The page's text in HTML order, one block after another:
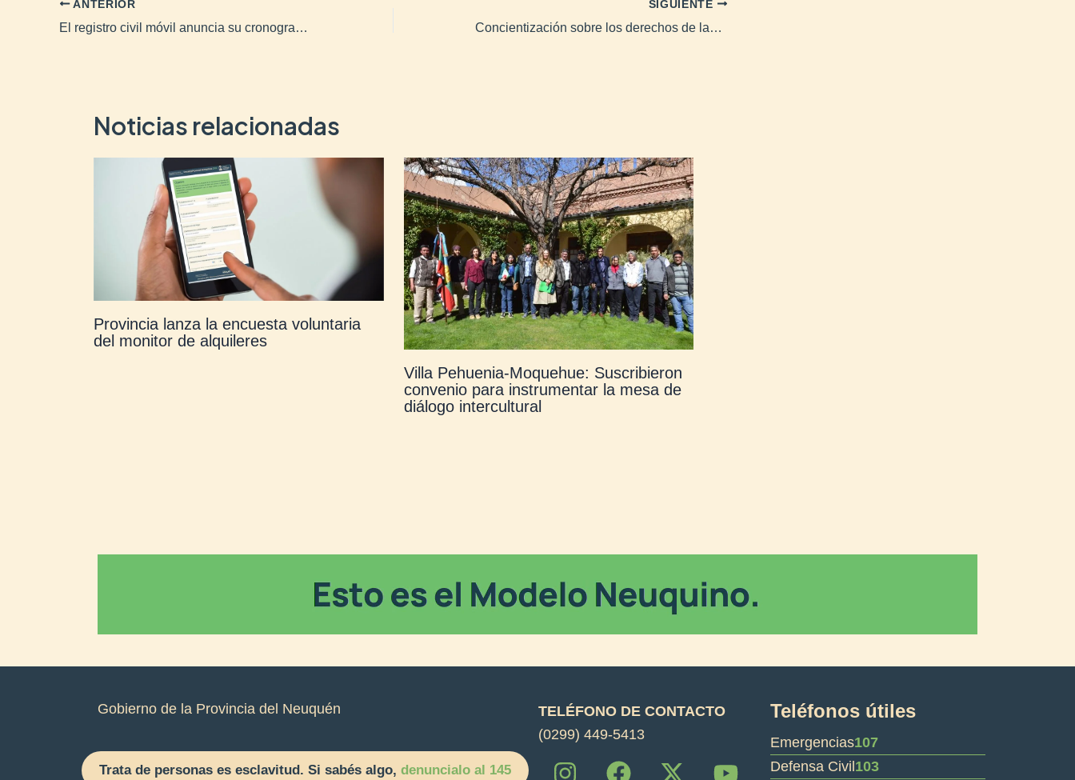
ANTERIOR
El registro civil móvil anuncia su cronograma para mayo
SIGUIENTE
Concientización sobre los derechos de las víctimas de tránsito y sus familias
Noticias relacionadas
Provincia lanza la encuesta voluntaria
del monitor de alquileres
Villa Pehuenia-Moquehue: Suscribieron
convenio para instrumentar la mesa de
diálogo intercultural
Gobierno de la Provincia del Neuquén
Trata de personas es esclavitud. Si sabés algo, denuncialo al 145
TELÉFONO DE CONTACTO
(0299) 449-5413
I
F
X
Y
Teléfonos útiles
Emergencias107
Defensa Civil 103